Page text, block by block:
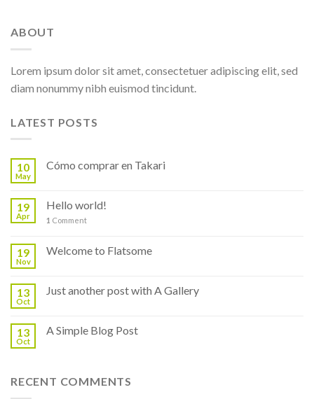
ABOUT
Lorem ipsum dolor sit amet, consectetuer adipiscing elit, sed
diam nonummy nibh euismod tincidunt.
LATEST POSTS
10
May
Cómo comprar en Takari
19
Apr
Hello world!
1 Comment
19
Nov
Welcome to Flatsome
13
Oct
Just another post with A Gallery
13
Oct
A Simple Blog Post
RECENT COMMENTS